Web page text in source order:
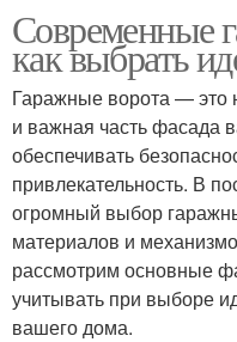
Современные
как выбрать
Гаражные ворота — это
и важная часть фасада
обеспечивать
привлекательность. В
огромный выбор
материалов и
рассмотрим основные
учитывать при выборе
вашего дома.